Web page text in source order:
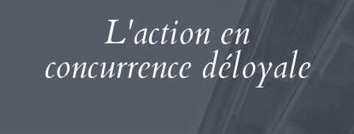
L'action en
concurrence déloyale